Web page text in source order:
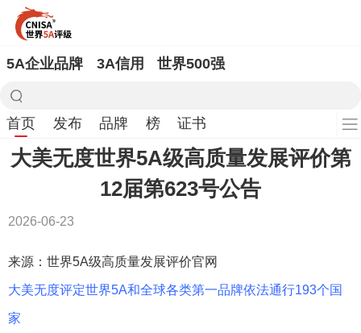
5A企业品牌 3A信用 世界500强
首页 发布 品牌 榜 证书
大美无度世界5A级高质量发展评价第
12届第623号公告
2026-06-23
来源：世界5A级高质量发展评价官网
大美无度评定世界5A和全球各类第一品牌依法通行193个国
家